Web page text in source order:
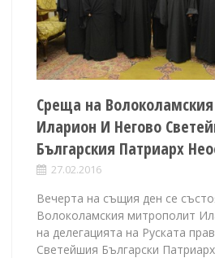
Среща на
Иларион И Негово
Българския Патриарх
27.02.2016
Вечерта на същия ден се
Волоколамския митрополит
на делегацията на Руската
Светейшия Български